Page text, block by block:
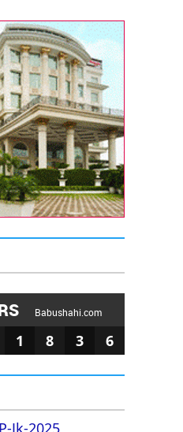
Babushahi.com
1 8 3 6
Jk-2025